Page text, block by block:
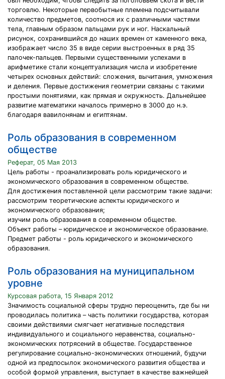
торговлю. Некоторые первобытные племена подсчитывали
количество предметов, соотнося их с различными частями
тела, главным образом пальцами рук и ног. Наскальный
рисунок, сохранившийся до наших времен от каменного века,
изображает число 35 в виде серии выстроенных в ряд 35
палочек-пальцев. Первыми существенными успехами в
арифметике стали концептуализация числа и изобретение
четырех основных действий: сложения, вычитания, умножения
и деления. Первые достижения геометрии связаны с такими
простыми понятиями, как прямая и окружность. Дальнейшее
развитие математики началось примерно в 3000 до н.э.
благодаря вавилонянам и египтянам.
Роль образования в современном
обществе
Реферат, 05 Мая 2013
Цель работы - проанализировать роль юридического и
экономического образования в современном обществе.
Для достижения поставленной цели рассмотрим такие задачи:
рассмотрим теоретические аспекты юридического и
экономического образования;
изучим роль образования в современном обществе.
Объект работы – юридическое и экономическое образование.
Предмет работы - роль юридического и экономического
образования.
Роль образования на муниципальном
уровне
Курсовая работа, 15 Января 2012
Значимость социальной сферы трудно переоценить, где бы ни
проводилась политика – часть политики государства, которая
своими действиями смягчает негативные последствия
индивидуального и социального неравенства, социально-
экономических потрясений в обществе. Государственное
регулирование социально-экономических отношений, будучи
одной из предпосылок экономического развития общества и
особой формой управления, выступает в качестве важнейшей